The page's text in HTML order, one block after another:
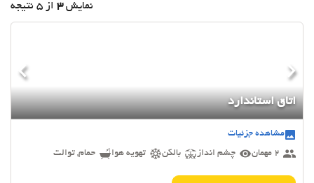
نمایش3 از 5 نتیجه
اتاق استاندارد
مشاهده جزئیات
2 مهمان
چشم انداز بالکن تهویه هوا حمام, توالت